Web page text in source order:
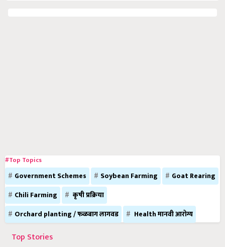
#Top Topics
Government Schemes Soybean Farming
Goat Rearing
Chili Farming
कृषी प्रक्रिया
Orchard planting / फळबाग लागवड
Health मानवी आरोग्य
Top Stories